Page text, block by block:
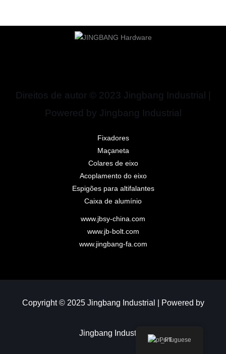
Direitos de autor © 2023 Jingbang Industrial |
Powered by Jingbang Industrial
Fixadores
Maçaneta
Colares de eixo
Acoplamento do eixo
Espigões para altifalantes
Caixa de alumínio
www.jbsy-china.com
www.jb-bolt.com
www.jingbang-fa.com
Copyright © 2025 Jingbang Industrial | Powered by
Jingbang Industrial
Portuguese